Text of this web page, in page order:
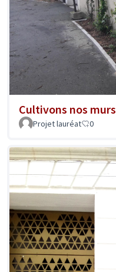
Cultivons nos murs
Projet lauréat 0